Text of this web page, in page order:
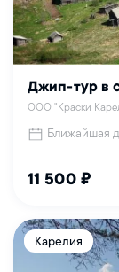
Джип-тур в
ООО "Краски
Ближайшая
11 500 ₽
Карелия